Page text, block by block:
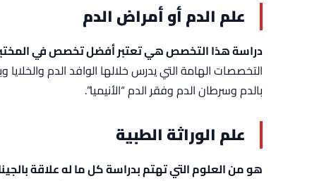
علم الدم أو أمراض الدم
دراسة هذا التخصص هي تعتبر أفضل تخصص في
التخصصات الهامة التي يدرس خلالها الوافد الدم
بالدم وسرطان الدم وفقر الدم “الأنيميا”.
علم الوراثة الطبية
هو من العلوم التي تهتم بدراسة كل ما له علاقة